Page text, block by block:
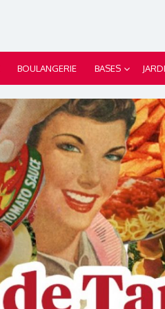
BOULANGERIE BASES